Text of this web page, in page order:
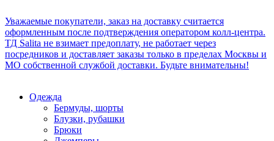
Уважаемые покупатели, заказ на доставку считается
оформленным после подтверждения оператором колл-центра.
ТД Salita не взимает предоплату, не работает через
посредников и доставляет заказы только в пределах Москвы и
МО собственной службой доставки. Будьте внимательны!
Одежда
Бермуды, шорты
Блузки, рубашки
Брюки